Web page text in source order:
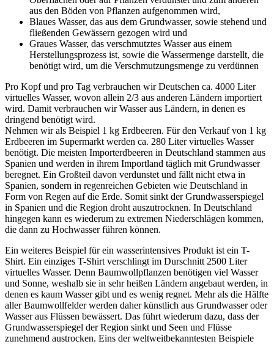
aus den Böden von Pflanzen aufgenommen wird,
Blaues Wasser, das aus dem Grundwasser, sowie stehend und
fließenden Gewässern gezogen wird und
Graues Wasser, das verschmutztes Wasser aus einem
Herstellungsprozess ist, sowie die Wassermenge darstellt, die
benötigt wird, um die Verschmutzungsmenge zu verdünnen
Pro Kopf und pro Tag verbrauchen wir Deutschen ca. 4000 Liter
virtuelles Wasser, wovon allein 2/3 aus anderen Ländern importiert
wird. Damit verbrauchen wir Wasser aus Ländern, in denen es
dringend benötigt wird.
Nehmen wir als Beispiel 1 kg Erdbeeren. Für den Verkauf von 1 kg
Erdbeeren im Supermarkt werden ca. 280 Liter virtuelles Wasser
benötigt. Die meisten Importerdbeeren in Deutschland stammen aus
Spanien und werden in ihrem Importland täglich mit Grundwasser
beregnet. Ein Großteil davon verdunstet und fällt nicht etwa in
Spanien, sondern in regenreichen Gebieten wie Deutschland in
Form von Regen auf die Erde. Somit sinkt der Grundwasserspiegel
in Spanien und die Region droht auszutrocknen. In Deutschland
hingegen kann es wiederum zu extremen Niederschlägen kommen,
die dann zu Hochwasser führen können.
Ein weiteres Beispiel für ein wasserintensives Produkt ist ein T-
Shirt. Ein einziges T-Shirt verschlingt im Durschnitt 2500 Liter
virtuelles Wasser. Denn Baumwollpflanzen benötigen viel Wasser
und Sonne, weshalb sie in sehr heißen Ländern angebaut werden, in
denen es kaum Wasser gibt und es wenig regnet. Mehr als die Hälfte
aller Baumwollfelder werden daher künstlich aus Grundwasser oder
Wasser aus Flüssen bewässert. Das führt wiederum dazu, dass der
Grundwasserspiegel der Region sinkt und Seen und Flüsse
zunehmend austrocken. Eins der weltweitbekanntesten Beispiele